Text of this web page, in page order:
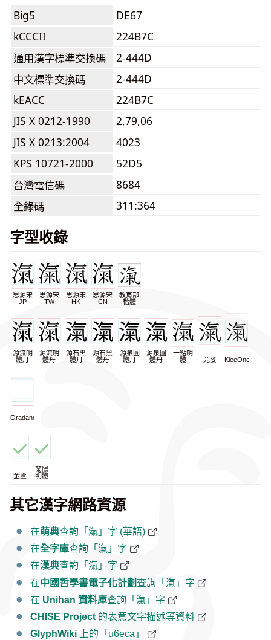
Big5
DE67
kCCCII
224B7C
通用漢字標準交換碼
2-444D
中文標準交換碼
2-444D
kEACC
224B7C
JIS X 0212-1990
2,79,06
JIS X 0213:2004
4023
KPS 10721-2000
52D5
台灣電信碼
8684
全錄碼
311:364
字型收錄
思源宋
JP
思源宋
TW
思源宋
HK
思源宋
CN
教育部
楷體
源流明
體月
源流明
體丹
源石黑
體月
源石黑
體丹
源泉圓
體月
源泉圓
體丹
一點明
體
芫荽 KleeOne
Oradano
金萱
蘭陽
明體
其它漢字網路資源
在萌典查詢「滊」字 (華語)
在全字庫查詢「滊」字
在漢典查詢「滊」字
在中國哲學書電子化計劃查詢「滊」字
在 Unihan 資料庫查詢「滊」字
CHISE Project 的表意文字描述等資料
GlyphWiki 上的「u6eca」